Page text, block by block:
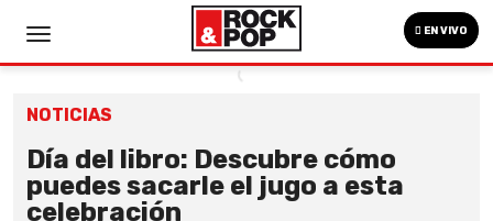
EN VIVO
NOTICIAS
Día del libro: Descubre cómo
puedes sacarle el jugo a esta
celebración